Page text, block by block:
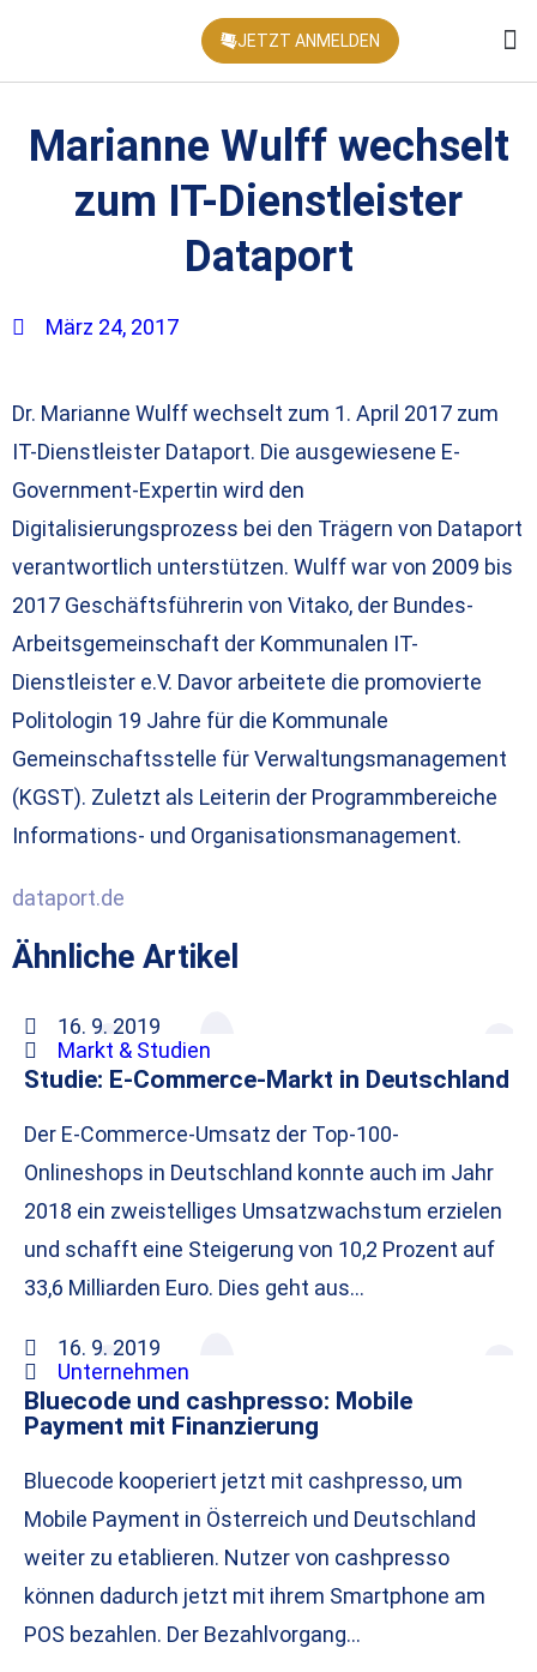
JETZT ANMELDEN
Marianne Wulff wechselt
zum IT-Dienstleister
Dataport
März 24, 2017
Dr. Marianne Wulff wechselt zum 1. April 2017 zum
IT-Dienstleister Dataport. Die ausgewiesene E-
Government-Expertin wird den
Digitalisierungsprozess bei den Trägern von Dataport
verantwortlich unterstützen. Wulff war von 2009 bis
2017 Geschäftsführerin von Vitako, der Bundes-
Arbeitsgemeinschaft der Kommunalen IT-
Dienstleister e.V. Davor arbeitete die promovierte
Politologin 19 Jahre für die Kommunale
Gemeinschaftsstelle für Verwaltungsmanagement
(KGST). Zuletzt als Leiterin der Programmbereiche
Informations- und Organisationsmanagement.
dataport.de
Ähnliche Artikel
16. 9. 2019
Markt & Studien
Studie: E-Commerce-Markt in Deutschland
Der E-Commerce-Umsatz der Top-100-
Onlineshops in Deutschland konnte auch im Jahr
2018 ein zweistelliges Umsatzwachstum erzielen
und schafft eine Steigerung von 10,2 Prozent auf
33,6 Milliarden Euro. Dies geht aus…
16. 9. 2019
Unternehmen
Bluecode und cashpresso: Mobile
Payment mit Finanzierung
Bluecode kooperiert jetzt mit cashpresso, um
Mobile Payment in Österreich und Deutschland
weiter zu etablieren. Nutzer von cashpresso
können dadurch jetzt mit ihrem Smartphone am
POS bezahlen. Der Bezahlvorgang…